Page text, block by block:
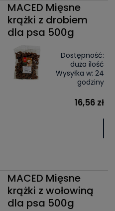
MACED Mięsne
krążki z drobiem
dla psa 500g
Dostępność:
duża ilość
Wysyłka w: 24
godziny
16,56 zł
MACED Mięsne
krążki z wołowiną
dla psa 500g